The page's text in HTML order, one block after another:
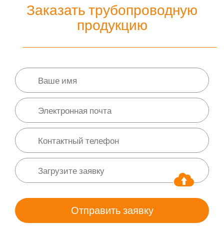
Заказать трубопроводную
продукцию